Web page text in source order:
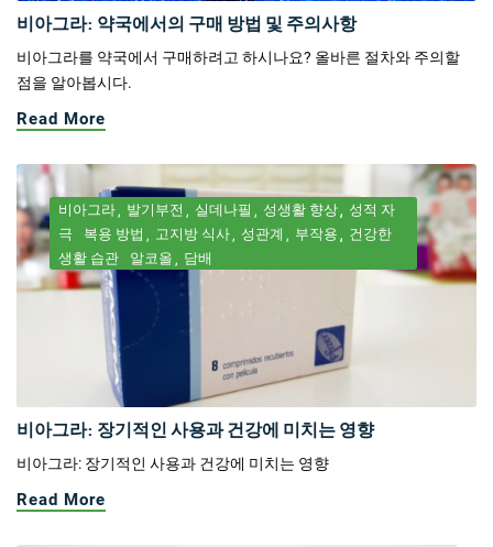
비아그라: 약국에서의 구매 방법 및 주의사항
비아그라를 약국에서 구매하려고 하시나요? 올바른 절차와 주의할
점을 알아봅시다.
Read More
비아그라 발기부전 실데나필 성생활 향상
성적 자
극
복용 방법 고지방 식사 성관계 부작용
건강한
생활 습관
알코올 담배
비아그라: 장기적인 사용과 건강에 미치는 영향
비아그라: 장기적인 사용과 건강에 미치는 영향
Read More